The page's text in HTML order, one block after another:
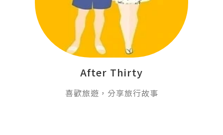
After Thirty
喜歡旅遊，分享旅行故事